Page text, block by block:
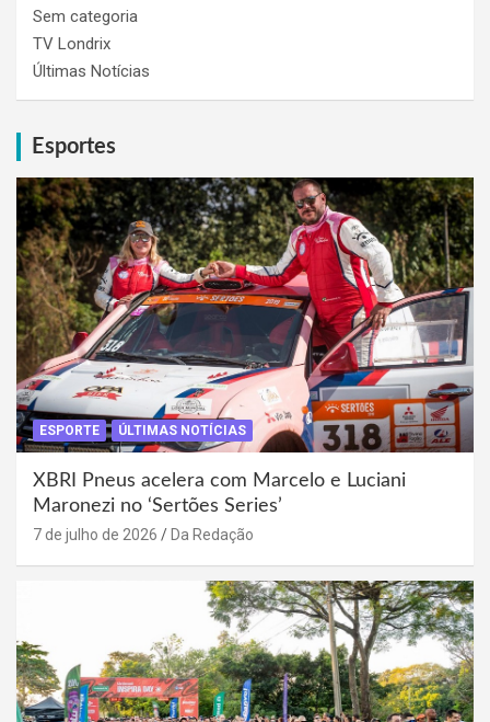
Sem categoria
TV Londrix
Últimas Notícias
Esportes
ESPORTE ÚLTIMAS NOTÍCIAS
XBRI Pneus acelera com Marcelo e Luciani
Maronezi no ‘Sertões Series’
7 de julho de 2026 Da Redação